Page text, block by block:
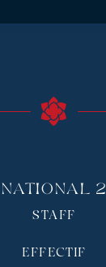
National 2
STAFF
EFFECTIF